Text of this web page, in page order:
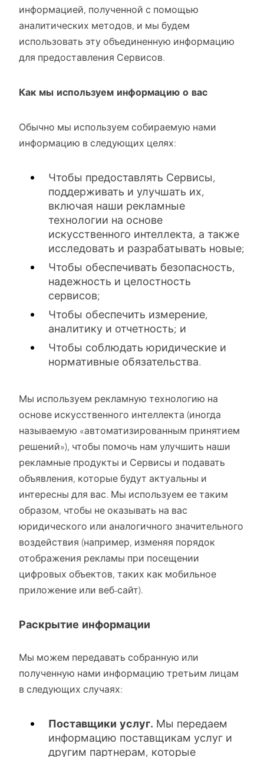
информацией, полученной с помощью
аналитических методов, и мы будем
использовать эту объединенную информацию
для предоставления Сервисов.
Как мы используем информацию о вас
Обычно мы используем собираемую нами
информацию в следующих целях:
Чтобы предоставлять Сервисы,
поддерживать и улучшать их,
включая наши рекламные
технологии на основе
искусственного интеллекта, а также
исследовать и разрабатывать новые;
Чтобы обеспечивать безопасность,
надежность и целостность
сервисов;
Чтобы обеспечить измерение,
аналитику и отчетность; и
Чтобы соблюдать юридические и
нормативные обязательства.
Мы используем рекламную технологию на
основе искусственного интеллекта (иногда
называемую «автоматизированным принятием
решений»), чтобы помочь нам улучшить наши
рекламные продукты и Сервисы и подавать
объявления, которые будут актуальны и
интересны для вас. Мы используем ее таким
образом, чтобы не оказывать на вас
юридического или аналогичного значительного
воздействия (например, изменяя порядок
отображения рекламы при посещении
цифровых объектов, таких как мобильное
приложение или веб-сайт).
Раскрытие информации
Мы можем передавать собранную или
полученную нами информацию третьим лицам
в следующих случаях:
Поставщики услуг. Мы передаем
информацию поставщикам услуг и
другим партнерам, которые